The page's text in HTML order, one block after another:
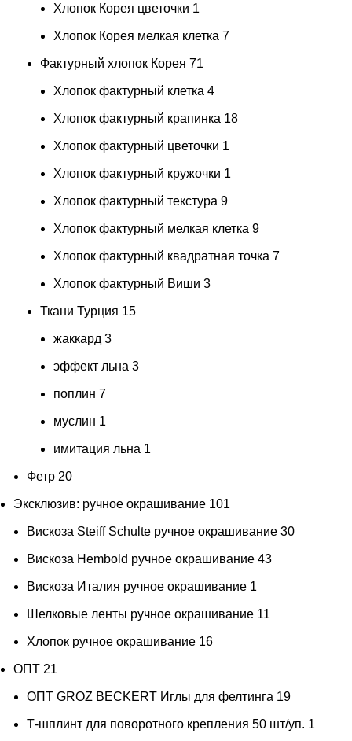
Хлопок Корея цветочки 1
Хлопок Корея мелкая клетка 7
Фактурный хлопок Корея 71
Хлопок фактурный клетка 4
Хлопок фактурный крапинка 18
Хлопок фактурный цветочки 1
Хлопок фактурный кружочки 1
Хлопок фактурный текстура 9
Хлопок фактурный мелкая клетка 9
Хлопок фактурный квадратная точка 7
Хлопок фактурный Виши 3
Ткани Турция 15
жаккард 3
эффект льна 3
поплин 7
муслин 1
имитация льна 1
Фетр 20
Эксклюзив: ручное окрашивание 101
Вискоза Steiff Schulte ручное окрашивание 30
Вискоза Hembold ручное окрашивание 43
Вискоза Италия ручное окрашивание 1
Шелковые ленты ручное окрашивание 11
Хлопок ручное окрашивание 16
ОПТ 21
ОПТ GROZ BECKERT Иглы для фелтинга 19
Т-шплинт для поворотного крепления 50 шт/уп. 1